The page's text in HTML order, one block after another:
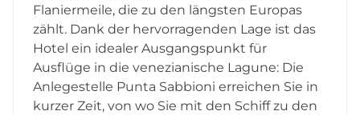
Flaniermeile, die zu den längsten Europas
zählt. Dank der hervorragenden Lage ist das
Hotel ein idealer Ausgangspunkt für
Ausflüge in die venezianische Lagune: Die
Anlegestelle Punta Sabbioni erreichen Sie in
kurzer Zeit, von wo Sie mit den Schiff zu den